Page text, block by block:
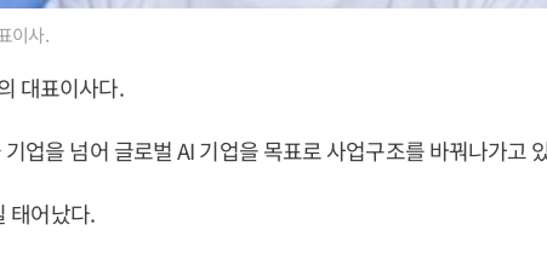
이사.
대표이사다.
업을 넘어 글로벌 AI 기업을 목표로 사업구조를 바꿔나가고
태어났다.